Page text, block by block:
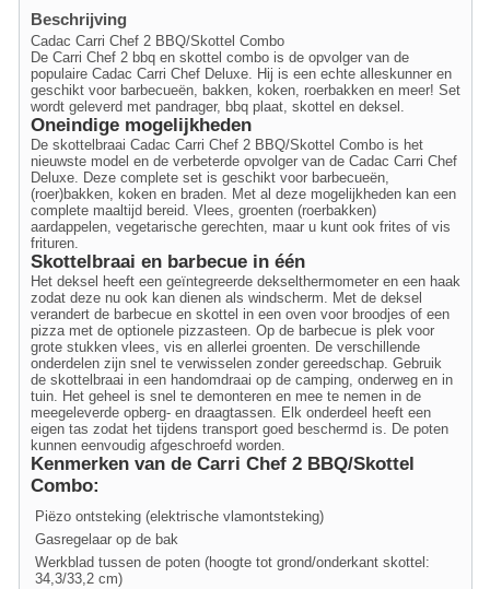
Beschrijving
Cadac Carri Chef 2 BBQ/Skottel Combo
De Carri Chef 2 bbq en skottel combo is de opvolger van de
populaire Cadac Carri Chef Deluxe. Hij is een echte alleskunner en
geschikt voor barbecueën, bakken, koken, roerbakken en meer! Set
wordt geleverd met pandrager, bbq plaat, skottel en deksel.
Oneindige mogelijkheden
De skottelbraai Cadac Carri Chef 2 BBQ/Skottel Combo is het
nieuwste model en de verbeterde opvolger van de Cadac Carri Chef
Deluxe. Deze complete set is geschikt voor barbecueën,
(roer)bakken, koken en braden. Met al deze mogelijkheden kan een
complete maaltijd bereid. Vlees, groenten (roerbakken)
aardappelen, vegetarische gerechten, maar u kunt ook frites of vis
frituren.
Skottelbraai en barbecue in één
Het deksel heeft een geïntegreerde dekselthermometer en een haak
zodat deze nu ook kan dienen als windscherm. Met de deksel
verandert de barbecue en skottel in een oven voor broodjes of een
pizza met de optionele pizzasteen. Op de barbecue is plek voor
grote stukken vlees, vis en allerlei groenten. De verschillende
onderdelen zijn snel te verwisselen zonder gereedschap. Gebruik
de skottelbraai in een handomdraai op de camping, onderweg en in
tuin. Het geheel is snel te demonteren en mee te nemen in de
meegeleverde opberg- en draagtassen. Elk onderdeel heeft een
eigen tas zodat het tijdens transport goed beschermd is. De poten
kunnen eenvoudig afgeschroefd worden.
Kenmerken van de Carri Chef 2 BBQ/Skottel
Combo:
Piëzo ontsteking (elektrische vlamontsteking)
Gasregelaar op de bak
Werkblad tussen de poten (hoogte tot grond/onderkant skottel:
34,3/33,2 cm)